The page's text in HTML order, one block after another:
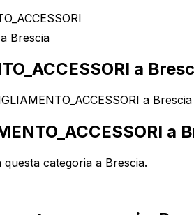
a Brescia
a
a
a
categoria a Brescia.